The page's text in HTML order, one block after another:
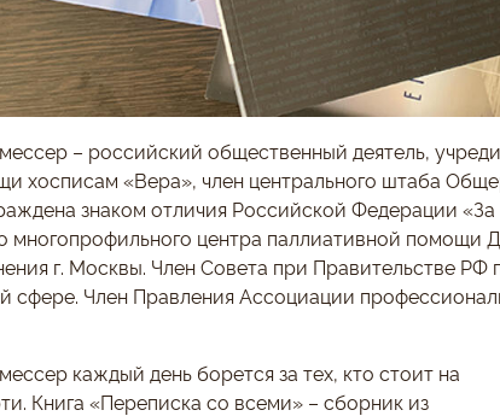
– российский общественный деятель,
хосписам «Вера», член центрального штаба
знаком отличия Российской Федерации «За
многопрофильного центра паллиативной помощи
г. Москвы. Член Совета при Правительстве РФ
сфере. Член Правления Ассоциации
каждый день борется за тех, кто стоит на
Книга «Переписка со всеми» – сборник из